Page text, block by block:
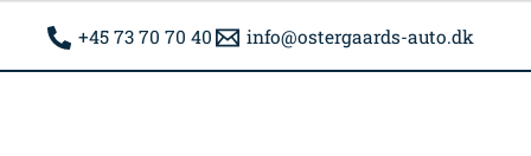
+45 73 70 70 40 info@ostergaards-auto.dk